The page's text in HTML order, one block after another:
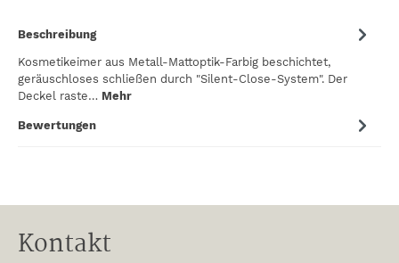
Beschreibung
Kosmetikeimer aus Metall-Mattoptik-Farbig beschichtet,
geräuschloses schließen durch "Silent-Close-System". Der
Deckel raste… Mehr
Bewertungen
Kontakt